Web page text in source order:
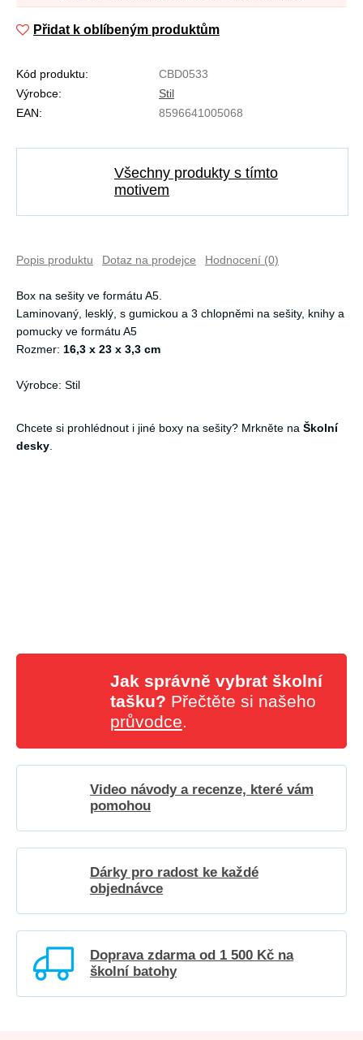
Přidat k oblíbeným produktům
Kód produktu:
CBD0533
Výrobce:
Stil
EAN:
8596641005068
Všechny produkty s tímto
motivem
Popis produktu Dotaz na prodejce Hodnocení (0)
Box na sešity ve formátu A5.
Laminovaný, lesklý, s gumickou a 3 chlopněmi na sešity, knihy a
pomucky ve formátu A5
Rozmer: 16,3 x 23 x 3,3 cm
Výrobce: Stil
Chcete si prohlédnout i jiné boxy na sešity? Mrkněte na Školní
desky.
Jak správně vybrat školní
tašku? Přečtěte si našeho
průvodce.
Video návody a recenze, které vám
pomohou
Dárky pro radost ke každé
objednávce
Doprava zdarma od 1 500 Kč na
školní batohy